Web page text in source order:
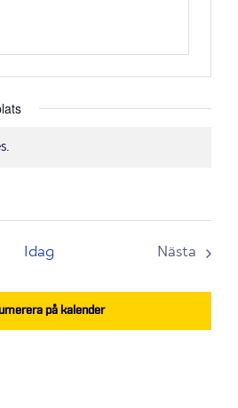
Idag
Nästa
på kalender